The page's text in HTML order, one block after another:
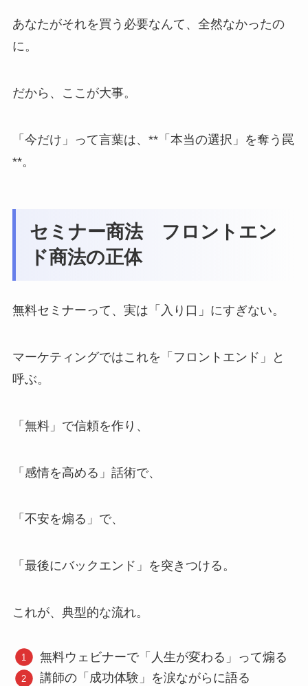
あなたがそれを買う必要なんて、全然なかったの
に。
だから、ここが大事。
「今だけ」って言葉は、**「本当の選択」を奪う罠
**。
セミナー商法 フロントエン
ド商法の正体
無料セミナーって、実は「入り口」にすぎない。
マーケティングではこれを「フロントエンド」と
呼ぶ。
「無料」で信頼を作り、
「感情を高める」話術で、
「不安を煽る」で、
「最後にバックエンド」を突きつける。
これが、典型的な流れ。
無料ウェビナーで「人生が変わる」って煽る
講師の「成功体験」を涙ながらに語る